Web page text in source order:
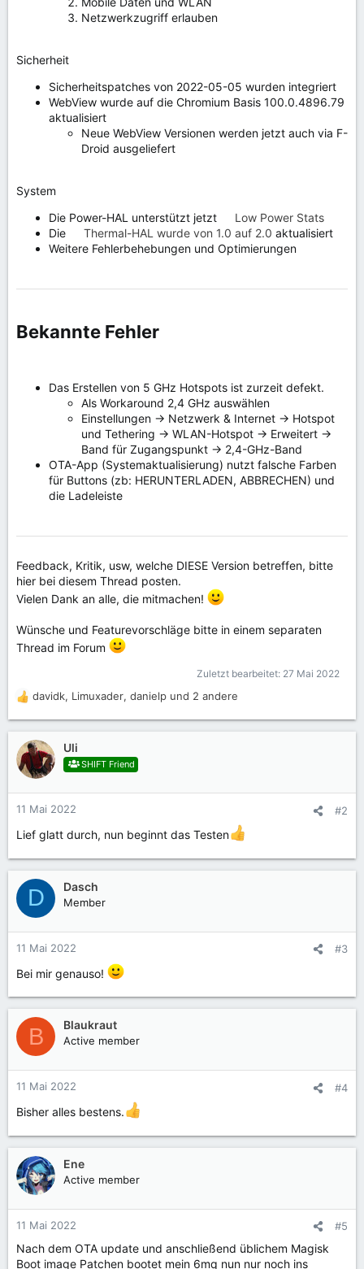
Netzwerkzugriff erlauben
Sicherheit
Sicherheitspatches von 2022-05-05 wurden integriert
WebView wurde auf die Chromium Basis 100.0.4896.79
aktualisiert
Neue WebView Versionen werden jetzt auch via F-
Droid ausgeliefert
System
Die Power-HAL unterstützt jetzt
Low Power Stats
Die
Thermal-HAL wurde von 1.0 auf 2.0 aktualisiert
Weitere Fehlerbehebungen und Optimierungen
Bekannte Fehler​
Das Erstellen von 5 GHz Hotspots ist zurzeit defekt.
Als Workaround 2,4 GHz auswählen
Einstellungen -> Netzwerk & Internet -> Hotspot
und Tethering -> WLAN-Hotspot -> Erweitert ->
Band für Zugangspunkt -> 2,4-GHz-Band
OTA-App (Systemaktualisierung) nutzt falsche Farben
für Buttons (zb: HERUNTERLADEN, ABBRECHEN) und
die Ladeleiste
Feedback, Kritik, usw, welche DIESE Version betreffen, bitte
hier bei diesem Thread posten.
Vielen Dank an alle, die mitmachen!
Wünsche und Featurevorschläge bitte in einem separaten
Thread im Forum
Zuletzt bearbeitet: 27 Mai 2022
R
e
a
k
t
o
n
n
davidk, Limuxader, danielp und 2 andere
Uli
SHIFT Friend
11 Mai 2022 #2
Lief glatt durch, nun beginnt das Testen
D Dasch
Member
11 Mai 2022 #3
Bei mir genauso!
B Blaukraut
Active member
11 Mai 2022 #4
Bisher alles bestens.
Ene
Active member
11 Mai 2022 #5
Nach dem OTA update und anschließend üblichem Magisk
Boot image Patchen bootet mein 6mq nun nur noch ins